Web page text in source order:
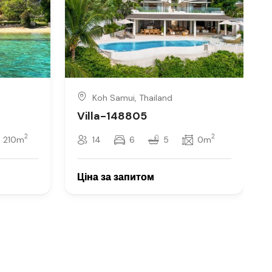
210m2
Koh Samui, Thailand
Villa-148805
14 6 5 0m2